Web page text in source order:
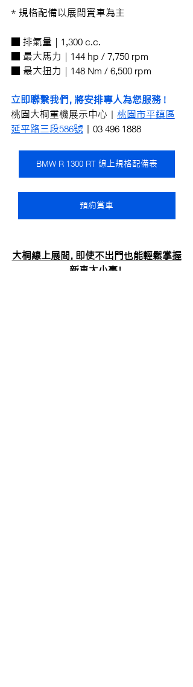
* 規格配備以展間實車為主
■ 排氣量 | 1,300 c.c.
■ 最大馬力 | 144 hp / 7,750 rpm
■ 最大扭力 | 148 Nm / 6,500 rpm
立即聯繫我們，將安排專人為您服務 !
桃園大桐重機展示中心｜ 桃園市平鎮區
延平路三段586號 ｜03 496 1888
BMW R 1300 RT 線上規格配備表
預約賞車
大桐線上展間，即使不出門也能輕鬆掌握
新車大小事！